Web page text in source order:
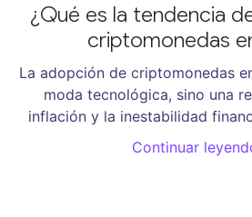
¿Qué es la tendencia
criptomonedas
La adopción de criptomonedas
moda tecnológica, sino una
inflación y la inestabilidad
Bitcoin y USDT para pagar,
sus ahorros.
Continuar